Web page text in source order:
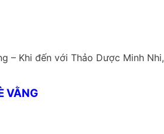
– Khi đến với Thảo Dược Minh
VẰNG